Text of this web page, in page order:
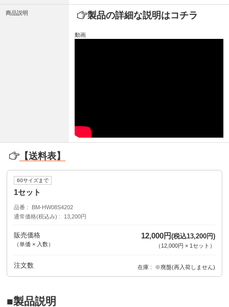
商品説明 製品の詳細な説明はコチラ
動画
【送料表】
60サイズまで
1セット
品番
BM-HW08S4202
通常価格(税込み)
13,200円
販売価格
（単価 × 入数）
12,000円(税込13,200円)
（ 12,000円 × 1セット ）
注文数 在庫 ※廃盤(再入荷しません)
■製品説明